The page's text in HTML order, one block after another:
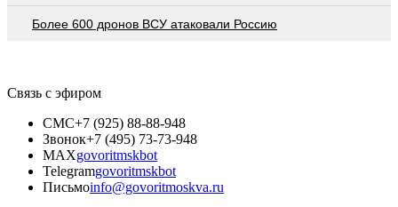
Более 600 дронов ВСУ атаковали Россию
Связь с эфиром
СМС+7 (925) 88-88-948
Звонок+7 (495) 73-73-948
MAXgovoritmskbot
Telegramgovoritmskbot
Письмоinfo@govoritmoskva.ru